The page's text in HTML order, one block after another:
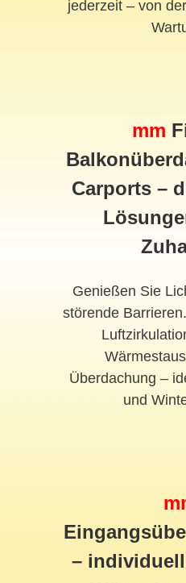
jederzeit – von
mm
Carports –
Genießen Sie
störende
Überdachung –
und
–